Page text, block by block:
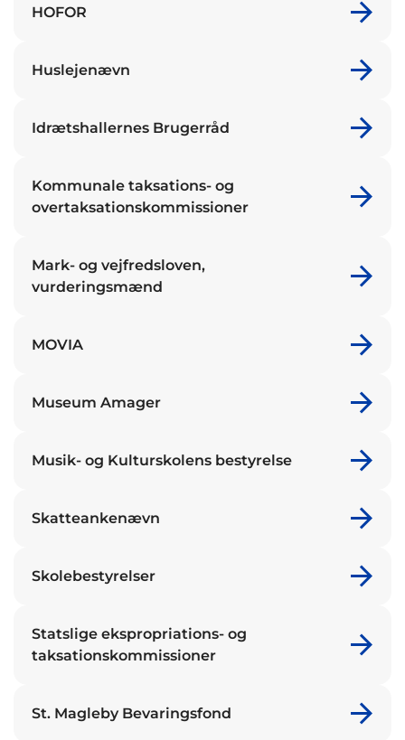
HOFOR
Huslejenævn
Idrætshallernes Brugerråd
Kommunale taksations- og
overtaksationskommissioner
Mark- og vejfredsloven,
vurderingsmænd
MOVIA
Museum Amager
Musik- og Kulturskolens bestyrelse
Skatteankenævn
Skolebestyrelser
Statslige ekspropriations- og
taksationskommissioner
St. Magleby Bevaringsfond